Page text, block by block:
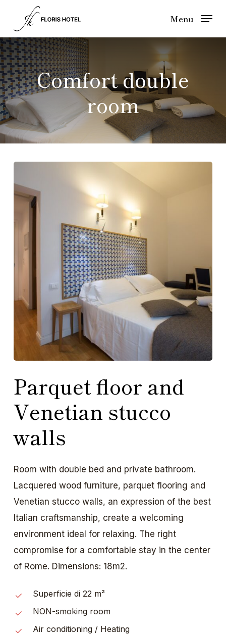
main
content
Menu
Comfort double
room
Parquet floor and
Venetian stucco
walls
Room with double bed and private bathroom.
Lacquered wood furniture, parquet flooring and
Venetian stucco walls, an expression of the best
Italian craftsmanship, create a welcoming
environment ideal for relaxing. The right
compromise for a comfortable stay in the center
of Rome. Dimensions: 18m2.
Superficie di 22 m²
NON-smoking room
Air conditioning / Heating